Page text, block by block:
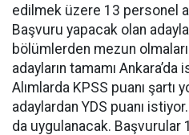
edilmek üzere 13 personel
Başvuru yapacak olan
bölümlerden mezun olmaları
adayların tamamı
Alımlarda KPSS puanı şartı
adaylardan YDS puanı
da uygulanacak. Başvurular